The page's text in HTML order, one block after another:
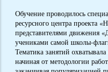
Обучение проводилось
ресурсного центра проекта
представителями движения
учениками самой школы-
Тематика занятий
начиная от методологии